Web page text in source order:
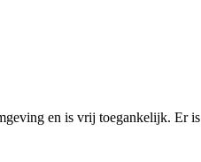
en is vrij toegankelijk. Er